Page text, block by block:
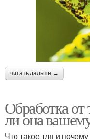
читать дальше →
Обработка
ли она
Что такое тля и